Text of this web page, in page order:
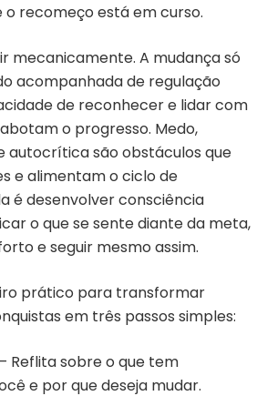
o recomeço está em curso.
mecanicamente. A mudança só
acompanhada de regulação
de reconhecer e lidar com
o progresso. Medo,
autocrítica são obstáculos que
e alimentam o ciclo de
é desenvolver consciência
o que se sente diante da meta,
e seguir mesmo assim.
prático para transformar
em três passos simples:
– Reflita sobre o que tem
e por que deseja mudar.